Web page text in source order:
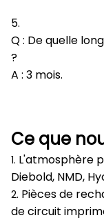
5.
Q : De quelle
?
A : 3 mois.
Ce que
1. L'atmosphère
Diebold, NMD,
2. Pièces de
de circuit